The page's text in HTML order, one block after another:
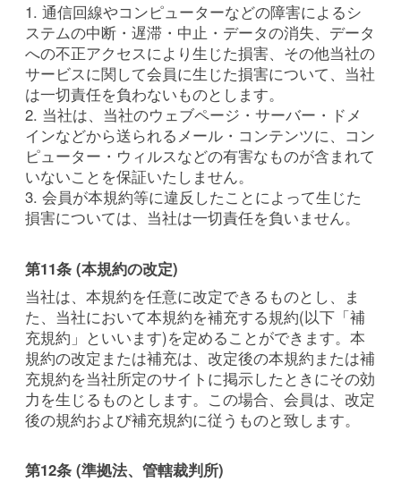
1. 通信回線やコンピューターなどの障害によるシ
ステムの中断・遅滞・中止・データの消失、データ
への不正アクセスにより生じた損害、その他当社の
サービスに関して会員に生じた損害について、当社
は一切責任を負わないものとします。
2. 当社は、当社のウェブページ・サーバー・ドメ
インなどから送られるメール・コンテンツに、コン
ピューター・ウィルスなどの有害なものが含まれて
いないことを保証いたしません。
3. 会員が本規約等に違反したことによって生じた
損害については、当社は一切責任を負いません。
第11条 (本規約の改定)
当社は、本規約を任意に改定できるものとし、ま
た、当社において本規約を補充する規約(以下「補
充規約」といいます)を定めることができます。本
規約の改定または補充は、改定後の本規約または補
充規約を当社所定のサイトに掲示したときにその効
力を生じるものとします。この場合、会員は、改定
後の規約および補充規約に従うものと致します。
第12条 (準拠法、管轄裁判所)